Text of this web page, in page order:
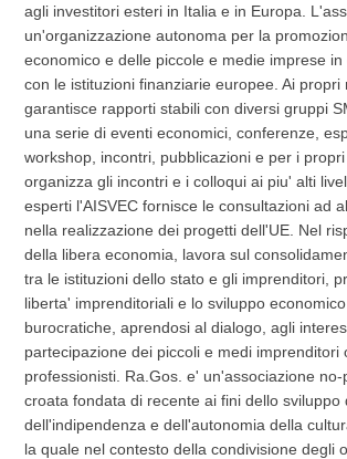
agli investitori esteri in Italia e in Europa.
un'organizzazione autonoma per la
economico e delle piccole e medie imprese
con le istituzioni finanziarie europee. Ai propri
garantisce rapporti stabili con diversi gruppi
una serie di eventi economici, conferenze,
workshop, incontri, pubblicazioni e per i
organizza gli incontri e i colloqui ai piu' alti
esperti l'AISVEC fornisce le consultazioni ad
nella realizzazione dei progetti dell'UE. Nel
della libera economia, lavora sul
tra le istituzioni dello stato e gli imprenditori,
liberta' imprenditoriali e lo sviluppo
burocratiche, aprendosi al dialogo, agli
partecipazione dei piccoli e medi imprenditori
professionisti. Ra.Gos. e' un'associazione
croata fondata di recente ai fini dello sviluppo
dell'indipendenza e dell'autonomia della
la quale nel contesto della condivisione degli